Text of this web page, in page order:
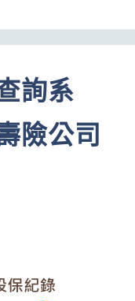
詢系
險公司